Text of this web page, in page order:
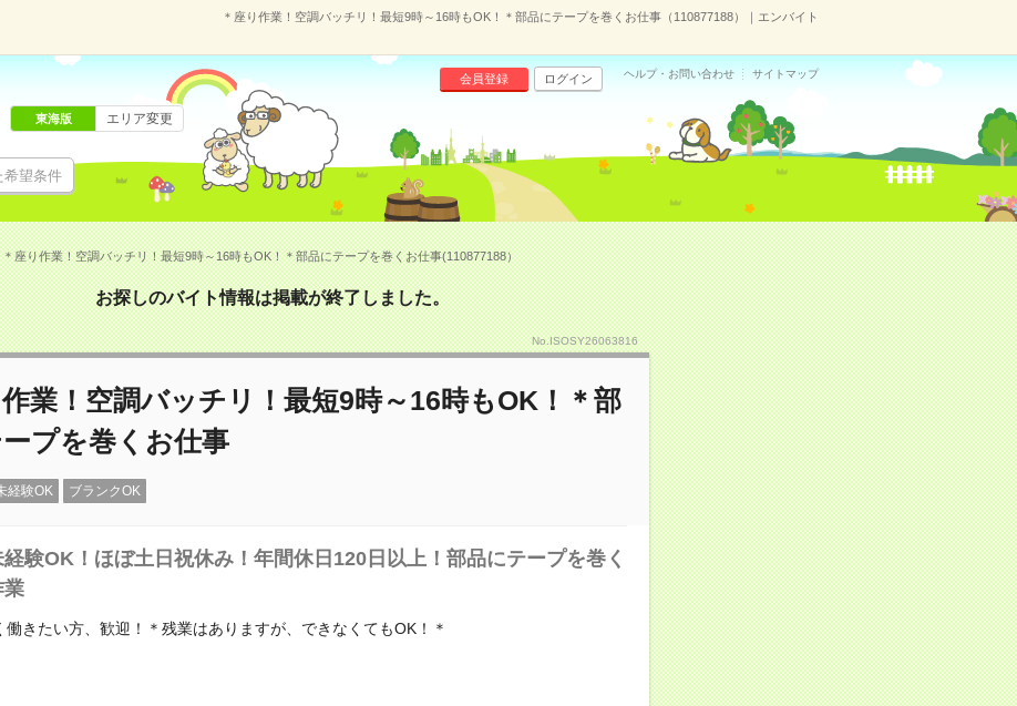
＊座り作業！空調バッチリ！最短9時～16時もOK！＊部品にテープを巻くお仕事（110877188）｜エンバイト
希望条件
会員登録 ログイン ヘルプ・お問い合わせ サイトマップ
東海版 エリア変更
＊座り作業！空調バッチリ！最短9時～16時もOK！＊部品にテープを巻くお仕事(110877188）
お探しのバイト情報は掲載が終了しました。
No.ISOSY26063816
作業！空調バッチリ！最短9時～16時もOK！＊部
プを巻くお仕事
経験OK ブランクOK
経験OK！ほぼ土日祝休み！年間休日120日以上！部品にテープを巻く
業
働きたい方、歓迎！＊残業はありますが、できなくてもOK！＊